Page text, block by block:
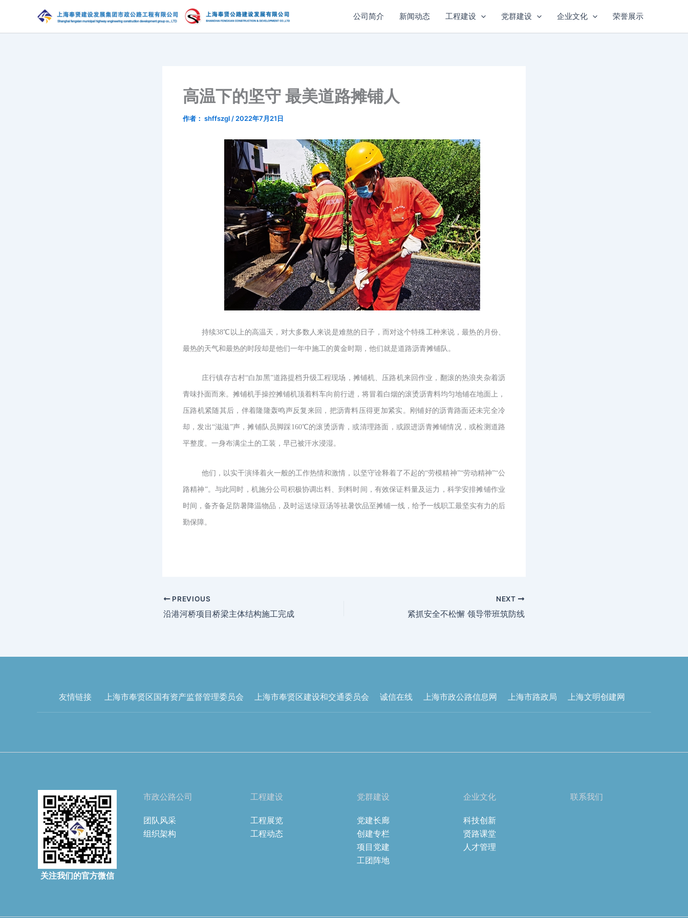
内
公司简介 新闻动态 工程建设 党群建设 企业文化 荣誉展示
高温下的坚守 最美道路摊铺人
作者： shffszgl / 2022年7月21日
持续38℃以上的高温天，对大多数人来说是难熬的日子，而对这个特殊工种来说，最热的月份、
最热的天气和最热的时段却是他们一年中施工的黄金时期，他们就是道路沥青摊铺队。
庄行镇存古村“白加黑”道路提档升级工程现场，摊铺机、压路机来回作业，翻滚的热浪夹杂着沥
青味扑面而来。摊铺机手操控摊铺机顶着料车向前行进，将冒着白烟的滚烫沥青料均匀地铺在地面上，
压路机紧随其后，伴着隆隆轰鸣声反复来回，把沥青料压得更加紧实。刚铺好的沥青路面还未完全冷
却，发出“滋滋”声，摊铺队员脚踩160℃的滚烫沥青，或清理路面，或跟进沥青摊铺情况，或检测道路
平整度。一身布满尘土的工装，早已被汗水浸湿。
他们，以实干演绎着火一般的工作热情和激情，以坚守诠释着了不起的“劳模精神”“劳动精神”“公
路精神”。与此同时，机施分公司积极协调出料、到料时间，有效保证料量及运力，科学安排摊铺作业
时间，备齐备足防暑降温物品，及时运送绿豆汤等祛暑饮品至摊铺一线，给予一线职工最坚实有力的后
勤保障。
PREVIOUS
沿港河桥项目桥梁主体结构施工完成
NEXT
紧抓安全不松懈 领导带班筑防线
友情链接 上海市奉贤区国有资产监督管理委员会 上海市奉贤区建设和交通委员会 诚信在线 上海市政公路信息网 上海市路政局 上海文明创建网
关注我们的官方微信
市政公路公司
团队风采
组织架构
工程建设
工程展览
工程动态
党群建设
党建长廊
创建专栏
项目党建
工团阵地
企业文化
科技创新
贤路课堂
人才管理
联系我们